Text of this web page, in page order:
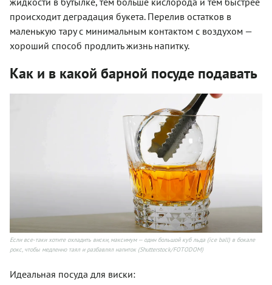
происходит деградация букета. Перелив остатков в
маленькую тару с минимальным контактом с воздухом —
хороший способ продлить жизнь напитку.
Как и в какой барной посуде подавать
Если все-таки хотите охладить виски, максимум — один большой куб льда (ice ball) в бокале
рокс, чтобы медленно таял и разбавлял напиток (Shutterstock/FOTODOM)
Идеальная посуда для виски: